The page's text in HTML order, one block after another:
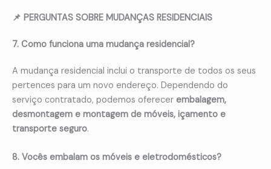
📌 PERGUNTAS SOBRE MUDANÇAS RESIDENCIAIS
7. Como funciona uma mudança residencial?
A mudança residencial inclui o transporte de todos os seus
pertences para um novo endereço. Dependendo do
serviço contratado, podemos oferecer embalagem,
desmontagem e montagem de móveis, içamento e
transporte seguro.
8. Vocês embalam os móveis e eletrodomésticos?